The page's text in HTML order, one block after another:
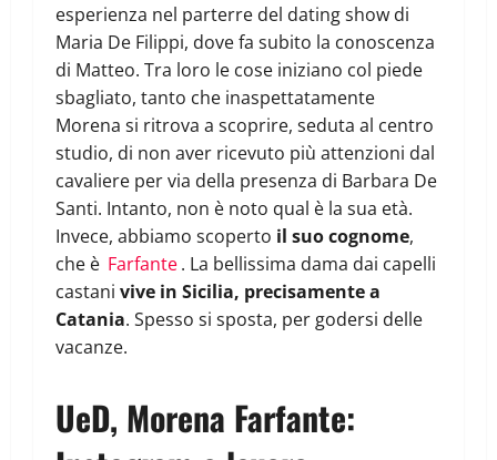
esperienza nel parterre del dating show di
Maria De Filippi, dove fa subito la conoscenza
di Matteo. Tra loro le cose iniziano col piede
sbagliato, tanto che inaspettatamente
Morena si ritrova a scoprire, seduta al centro
studio, di non aver ricevuto più attenzioni dal
cavaliere per via della presenza di Barbara De
Santi. Intanto, non è noto qual è la sua età.
Invece, abbiamo scoperto il suo cognome,
che è Farfante. La bellissima dama dai capelli
castani vive in Sicilia, precisamente a
Catania. Spesso si sposta, per godersi delle
vacanze.
UeD, Morena Farfante: